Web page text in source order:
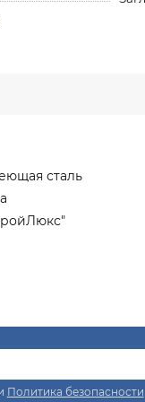
сталь
Политика безопасности